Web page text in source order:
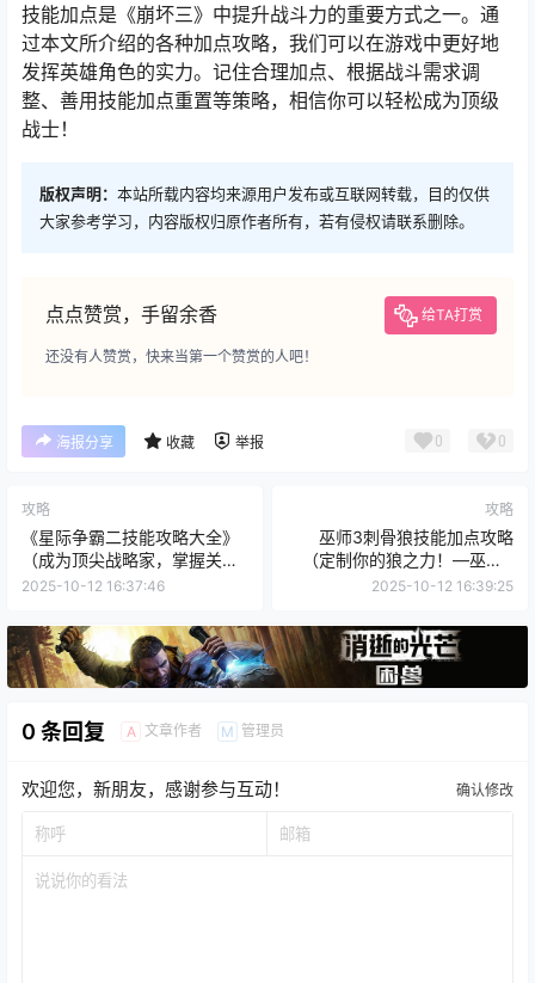
技能加点是《崩坏三》中提升战斗力的重要方式之一。通
过本文所介绍的各种加点攻略，我们可以在游戏中更好地
发挥英雄角色的实力。记住合理加点、根据战斗需求调
整、善用技能加点重置等策略，相信你可以轻松成为顶级
战士！
版权声明： 本站所载内容均来源用户发布或互联网转载，目的仅供
大家参考学习，内容版权归原作者所有，若有侵权请联系删除。
点点赞赏，手留余香 给TA打赏
还没有人赞赏，快来当第一个赞赏的人吧！
海报分享 收藏 举报 0 0
攻略
《星际争霸二技能攻略大全》
（成为顶尖战略家，掌握关键
技能）
2025-10-12 16:37:46
攻略
巫师3刺骨狼技能加点攻略
（定制你的狼之力！—巫师3
技能树详解及加点策略）
2025-10-12 16:39:25
0 条回复 A 文章作者 M 管理员
欢迎您，新朋友，感谢参与互动！ 确认修改